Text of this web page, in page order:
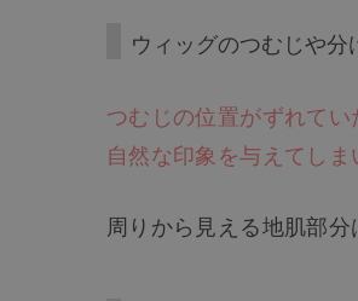
ウィッグのつむじや
つむじの位置がずれて
自然な印象を与えてしま
周りから見える地肌部分